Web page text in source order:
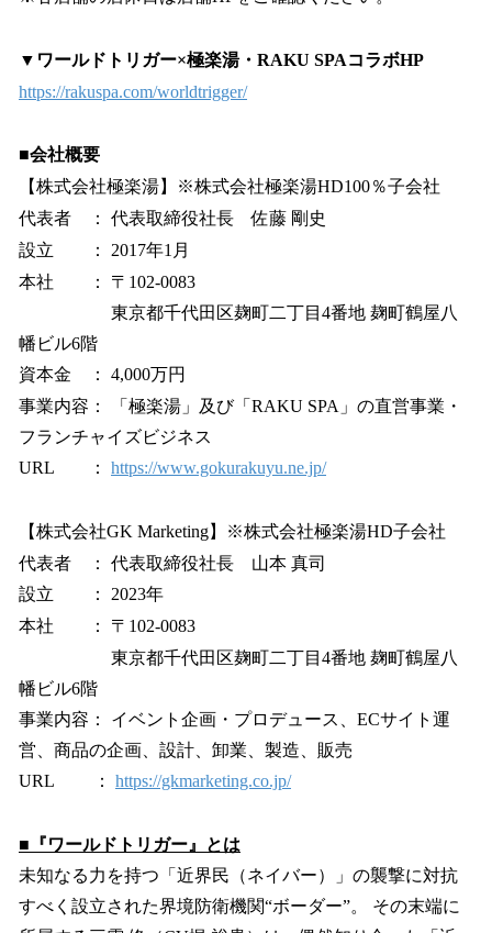
▼ワールドトリガー×極楽湯・RAKU SPAコラボHP
https://rakuspa.com/worldtrigger/
■会社概要
【株式会社極楽湯】※株式会社極楽湯HD100％子会社
代表者 ： 代表取締役社長 佐藤 剛史
設立 ： 2017年1月
本社 ： 〒102-0083
東京都千代田区麹町二丁目4番地 麹町鶴屋八
幡ビル6階
資本金 ： 4,000万円
事業内容： 「極楽湯」及び「RAKU SPA」の直営事業・
フランチャイズビジネス
URL ： https://www.gokurakuyu.ne.jp/
【株式会社GK Marketing】※株式会社極楽湯HD子会社
代表者 ： 代表取締役社長 山本 真司
設立 ： 2023年
本社 ： 〒102-0083
東京都千代田区麹町二丁目4番地 麹町鶴屋八
幡ビル6階
事業内容： イベント企画・プロデュース、ECサイト運
営、商品の企画、設計、卸業、製造、販売
URL ： https://gkmarketing.co.jp/
■『ワールドトリガー』とは
未知なる力を持つ「近界民（ネイバー）」の襲撃に対抗
すべく設立された界境防衛機関“ボーダー”。 その末端に